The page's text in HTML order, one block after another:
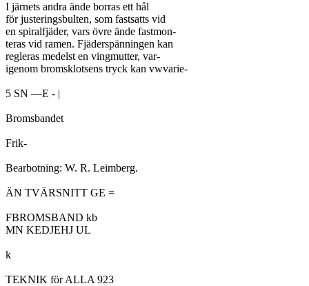
I järnets andra ände borras ett hål
för justeringsbulten, som fastsatts vid
en spiralfjäder, vars övre ände fastmon-
teras vid ramen. Fjäderspänningen kan
regleras medelst en vingmutter, var-
igenom bromsklotsens tryck kan vwvarie-
5 SN —E - |
Bromsbandet
Frik-
Bearbotning: W. R. Leimberg.
ÄN TVÄRSNITT GE =
FBROMSBAND kb
MN KEDJEHJ UL
k
TEKNIK för ALLA 923